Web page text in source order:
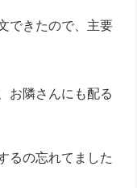
できたので、主要
お隣さんにも配る
るの忘れてました